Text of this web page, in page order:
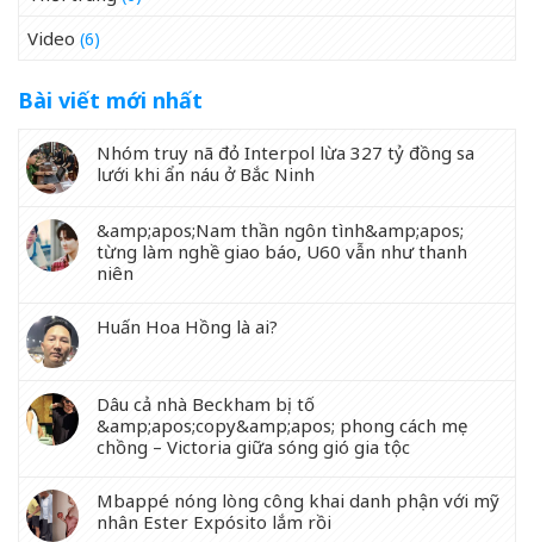
Video (6)
Bài viết mới nhất
Nhóm truy nã đỏ Interpol lừa 327 tỷ đồng sa
lưới khi ẩn náu ở Bắc Ninh
&amp;apos;Nam thần ngôn tình&amp;apos;
từng làm nghề giao báo, U60 vẫn như thanh
niên
Huấn Hoa Hồng là ai?
Dâu cả nhà Beckham bị tố
&amp;apos;copy&amp;apos; phong cách mẹ
chồng – Victoria giữa sóng gió gia tộc
Mbappé nóng lòng công khai danh phận với mỹ
nhân Ester Expósito lắm rồi